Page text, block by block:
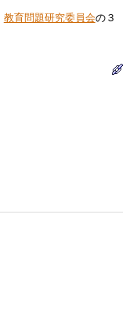
教育問題研究委員会の３